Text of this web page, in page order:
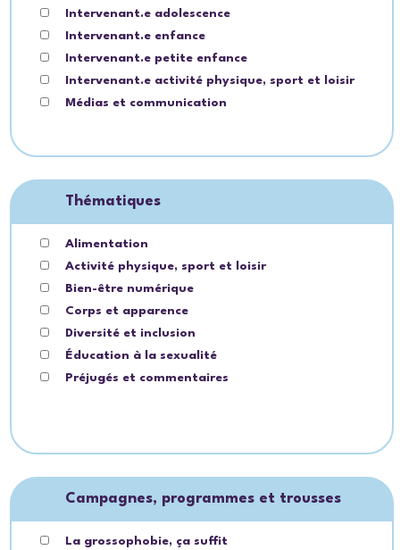
Intervenant.e adolescence
Intervenant.e enfance
Intervenant.e petite enfance
Intervenant.e activité physique, sport et loisir
Médias et communication
Thématiques
Alimentation
Activité physique, sport et loisir
Bien-être numérique
Corps et apparence
Diversité et inclusion
Éducation à la sexualité
Préjugés et commentaires
Campagnes, programmes et trousses
La grossophobie, ça suffit